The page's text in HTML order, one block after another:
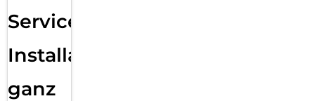
Services
Installation
ganz